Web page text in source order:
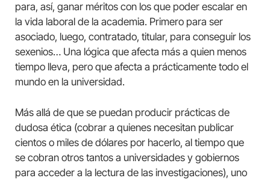
para, así, ganar méritos con los que poder escalar en
la vida laboral de la academia. Primero para ser
asociado, luego, contratado, titular, para conseguir los
sexenios… Una lógica que afecta más a quien menos
tiempo lleva, pero que afecta a prácticamente todo el
mundo en la universidad.
Más allá de que se puedan producir prácticas de
dudosa ética (cobrar a quienes necesitan publicar
cientos o miles de dólares por hacerlo, al tiempo que
se cobran otros tantos a universidades y gobiernos
para acceder a la lectura de las investigaciones), uno